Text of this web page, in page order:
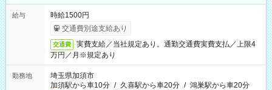
給与
時給1500円
交通費別途支給あり
交通費
実費支給／当社規定あり。通勤交通費実費支払／上限4
万円／月※規定あり
勤務地
埼玉県加須市
加須駅から車10分 / 久喜駅から車20分 / 鴻巣駅から車20分